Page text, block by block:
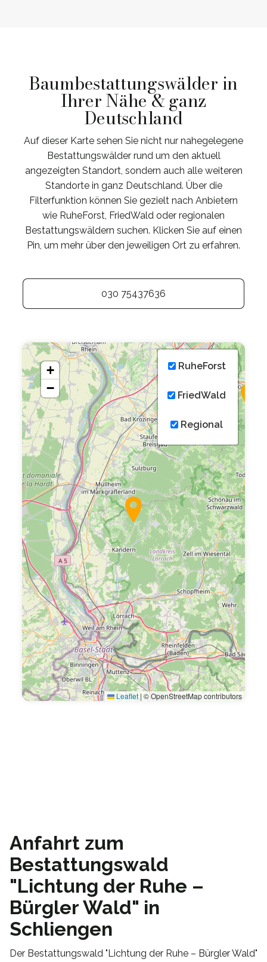
Baumbestattungswälder in
Ihrer Nähe & ganz
Deutschland
Auf dieser Karte sehen Sie nicht nur nahegelegene
Bestattungswälder rund um den aktuell
angezeigten Standort, sondern auch alle weiteren
Standorte in ganz Deutschland. Über die
Filterfunktion können Sie gezielt nach Anbietern
wie RuheForst, FriedWald oder regionalen
Bestattungswäldern suchen. Klicken Sie auf einen
Pin, um mehr über den jeweiligen Ort zu erfahren.
030 75437636
+
−
RuheForst
FriedWald
Regional
Leaflet | © OpenStreetMap contributors
Anfahrt zum
Bestattungswald
"Lichtung der Ruhe –
Bürgler Wald" in
Schliengen
Der Bestattungswald "Lichtung der Ruhe – Bürgler Wald"